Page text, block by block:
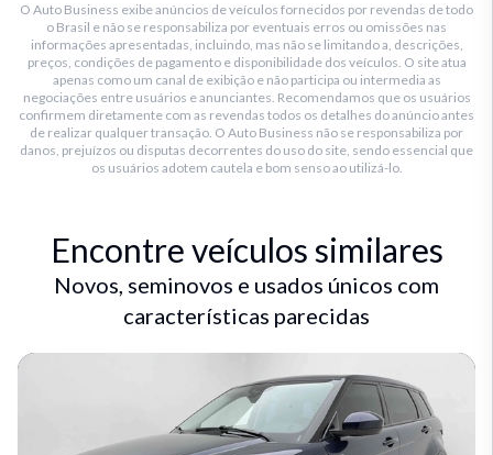
O Auto Business exibe anúncios de veículos fornecidos por revendas de todo
o Brasil e não se responsabiliza por eventuais erros ou omissões nas
informações apresentadas, incluindo, mas não se limitando a, descrições,
preços, condições de pagamento e disponibilidade dos veículos. O site atua
apenas como um canal de exibição e não participa ou intermedia as
negociações entre usuários e anunciantes. Recomendamos que os usuários
confirmem diretamente com as revendas todos os detalhes do anúncio antes
de realizar qualquer transação. O Auto Business não se responsabiliza por
danos, prejuízos ou disputas decorrentes do uso do site, sendo essencial que
os usuários adotem cautela e bom senso ao utilizá-lo.
Encontre veículos similares
Novos, seminovos e usados únicos com
características parecidas